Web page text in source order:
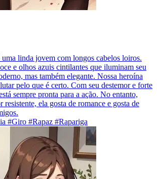
uma linda jovem com longos cabelos loiros.
e olhos azuis cintilantes que iluminam seu
mas também elegante. Nossa heroína
pelo que é certo. Com seu destemor e forte
sempre pronta para a ação. No entanto,
resistente, ela gosta de romance e gosta de
#Giro #Rapaz #Rapariga